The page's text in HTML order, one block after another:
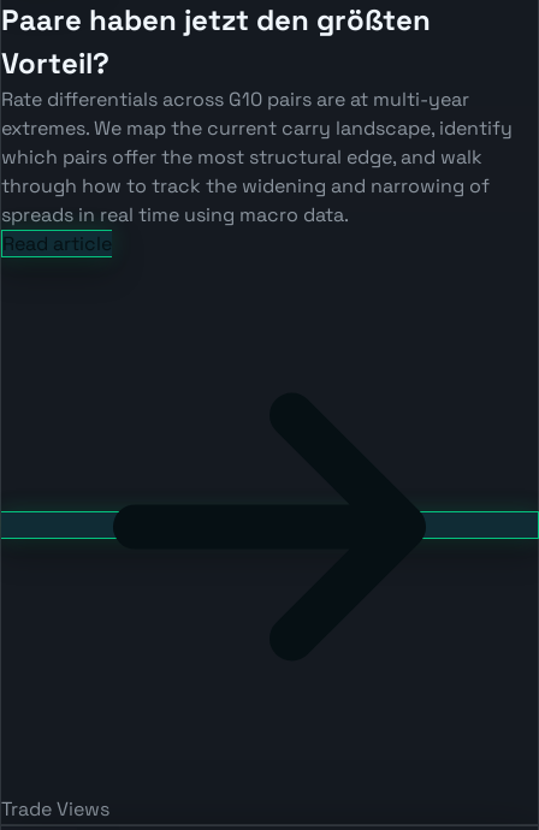
Paare haben jetzt den größten
Vorteil?
Rate differentials across G10 pairs are at multi-year
extremes. We map the current carry landscape, identify
which pairs offer the most structural edge, and walk
through how to track the widening and narrowing of
spreads in real time using macro data.
Read article
Trade Views